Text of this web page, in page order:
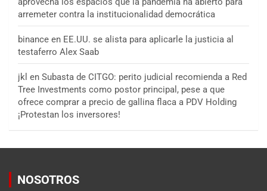
arremeter contra la institucionalidad democrática
binance en EE.UU. se alista para aplicarle la justicia al
testaferro Alex Saab
jkl en Subasta de CITGO: perito judicial recomienda a Red
Tree Investments como postor principal, pese a que
ofrece comprar a precio de gallina flaca a PDV Holding
¡Protestan los inversores!
NOSOTROS